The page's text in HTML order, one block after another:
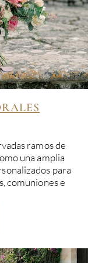
ramos de
una amplia
para
comuniones e